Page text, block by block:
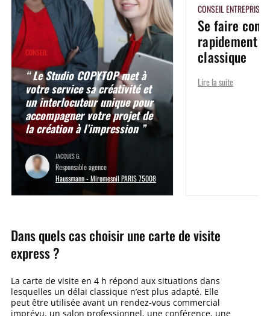
CONSEIL
“ Le Studio COPYTOP met à
votre service sa créativité et
un interlocuteur unique pour
accompagner votre projet de
la création à l’impression ”
JACQUES G.
Responsable agence
Haussmann - Miromesnil PARIS 75008
CONSEIL ENTREPRISE
Se faire
rapidement :
classique
Lire la suite
Dans quels cas choisir une carte de visite
express ?
La carte de visite en 4 h répond aux situations dans
lesquelles un délai classique n’est plus adapté. Elle
peut être utilisée avant un rendez-vous commercial
imprévu, un salon professionnel, une conférence, une